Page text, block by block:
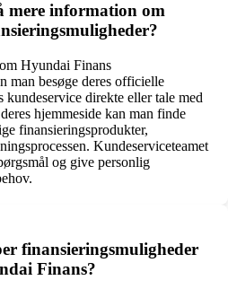
information om
Hyundai Finans
man besøge deres officielle
kundeservice direkte eller tale med
hjemmeside kan man finde
finansieringsprodukter,
Kundeserviceteamet
og give personlig
finansieringsmuligheder
Finans?